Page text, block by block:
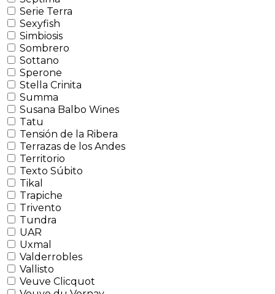
Serie Terra
Sexyfish
Simbiosis
Sombrero
Sottano
Sperone
Stella Crinita
Summa
Susana Balbo Wines
Tatu
Tensión de la Ribera
Terrazas de los Andes
Territorio
Texto Súbito
Tikal
Trapiche
Trivento
Tundra
UAR
Uxmal
Valderrobles
Vallisto
Veuve Clicquot